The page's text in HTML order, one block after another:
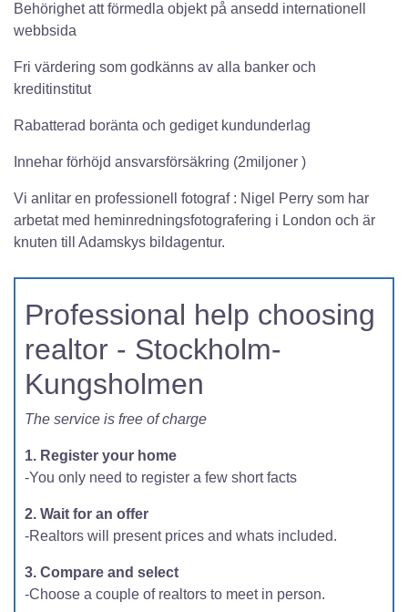
Behörighet att förmedla objekt på ansedd internationell
webbsida
Fri värdering som godkänns av alla banker och
kreditinstitut
Rabatterad boränta och gediget kundunderlag
Innehar förhöjd ansvarsförsäkring (2miljoner )
Vi anlitar en professionell fotograf : Nigel Perry som har
arbetat med heminredningsfotografering i London och är
knuten till Adamskys bildagentur.
Professional help choosing
realtor - Stockholm-
Kungsholmen
The service is free of charge
1. Register your home
-You only need to register a few short facts
2. Wait for an offer
-Realtors will present prices and whats included.
3. Compare and select
-Choose a couple of realtors to meet in person.